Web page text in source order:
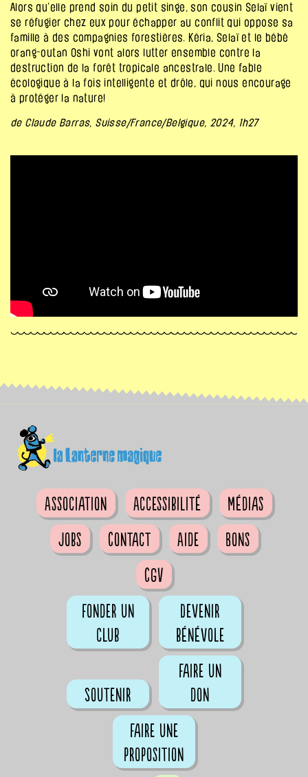
Alors qu’elle prend soin du petit singe, son cousin Selaï vient
se réfugier chez eux pour échapper au conflit qui oppose sa
famille à des compagnies forestières. Kéria, Selaï et le bébé
orang-outan Oshi vont alors lutter ensemble contre la
destruction de la forêt tropicale ancestrale. Une fable
écologique à la fois intelligente et drôle, qui nous encourage
à protéger la nature!
de Claude Barras, Suisse/France/Belgique, 2024, 1h27
Association Accessibilité
Médias
Jobs
Contact Aide
Bons
CGV
Fonder un
club
Devenir
bénévole
Soutenir
Faire un
don
Faire une
proposition